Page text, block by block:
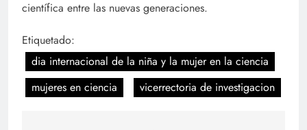
científica entre las nuevas generaciones.
Etiquetado:
dia internacional de la niña y la mujer en la ciencia
mujeres en ciencia
vicerrectoria de investigacion